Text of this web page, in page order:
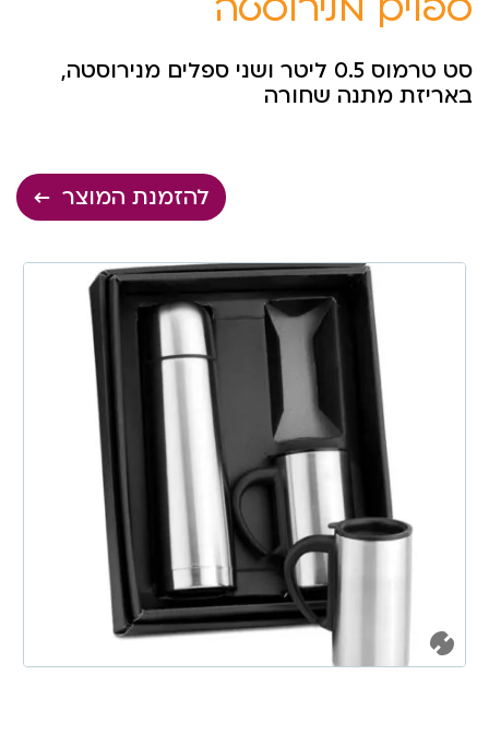
סט טרמוס 0.5 ליטר ושני ספלים מנירוסטה,
באריזת מתנה שחורה
להזמנת המוצר